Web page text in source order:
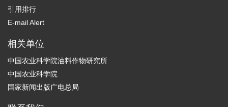
引用排行
E-mail Alert
相关单位
中国农业科学院油料作物研究所
中国农业科学院
国家新闻出版广电总局